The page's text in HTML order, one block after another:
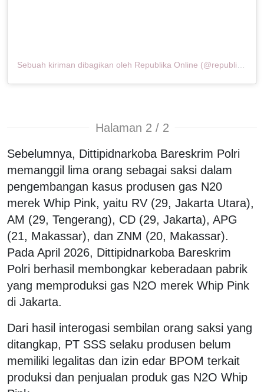
Sebuah kiriman dibagikan oleh Republika Online (@republikaonline)
Halaman 2 / 2
Sebelumnya, Dittipidnarkoba Bareskrim Polri
memanggil lima orang sebagai saksi dalam
pengembangan kasus produsen gas N20
merek Whip Pink, yaitu RV (29, Jakarta Utara),
AM (29, Tengerang), CD (29, Jakarta), APG
(21, Makassar), dan ZNM (20, Makassar).
Pada April 2026, Dittipidnarkoba Bareskrim
Polri berhasil membongkar keberadaan pabrik
yang memproduksi gas N2O merek Whip Pink
di Jakarta.
Dari hasil interogasi sembilan orang saksi yang
ditangkap, PT SSS selaku produsen belum
memiliki legalitas dan izin edar BPOM terkait
produksi dan penjualan produk gas N2O Whip